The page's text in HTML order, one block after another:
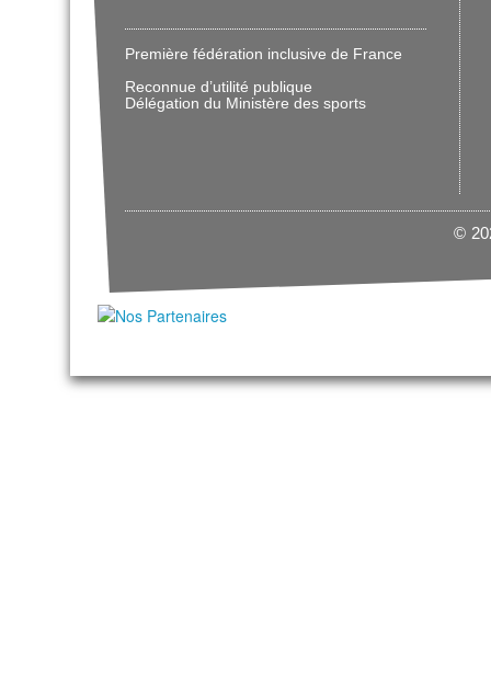
Première fédération inclusive de France
Reconnue d’utilité publique
Délégation du Ministère des sports
©